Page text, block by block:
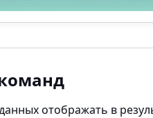
отображать в